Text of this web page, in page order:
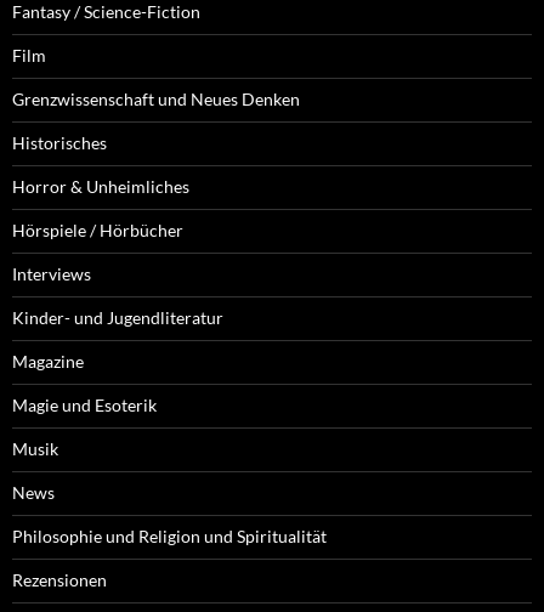
Fantasy / Science-Fiction
Film
Grenzwissenschaft und Neues Denken
Historisches
Horror & Unheimliches
Hörspiele / Hörbücher
Interviews
Kinder- und Jugendliteratur
Magazine
Magie und Esoterik
Musik
News
Philosophie und Religion und Spiritualität
Rezensionen